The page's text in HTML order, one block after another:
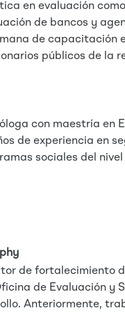
en evaluación
de bancos y
de capacitación
públicos de la
con maestría en
de experiencia en
sociales del
de fortalecimiento
de Evaluación y
Anteriormente,